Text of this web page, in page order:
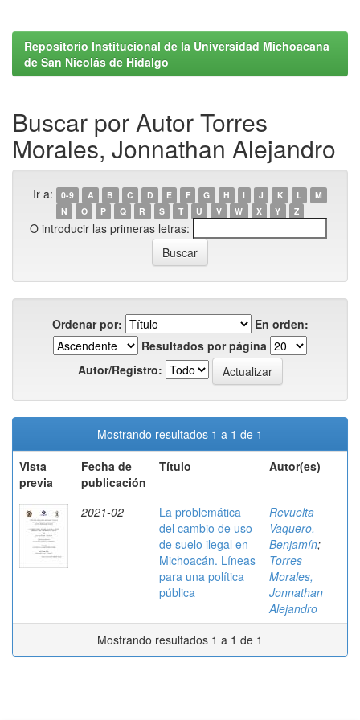
Repositorio Institucional de la Universidad Michoacana
de San Nicolás de Hidalgo
Buscar por Autor Torres
Morales, Jonnathan Alejandro
Ir a: 0-9 A B C D E F G H I J K L
M
N
O P Q R S T U V W X Y Z
O introducir las primeras letras:
Ordenar por:
En orden:
Resultados por página
Autor/Registro:
Mostrando resultados 1 a 1 de 1
Vista
previa
Fecha de
publicación
Título Autor(es)
2021-02
La problemática
del cambio de uso
de suelo ilegal en
Michoacán. Líneas
para una política
pública
Revuelta
Vaquero,
Benjamín;
Torres
Morales,
Jonnathan
Alejandro
Mostrando resultados 1 a 1 de 1